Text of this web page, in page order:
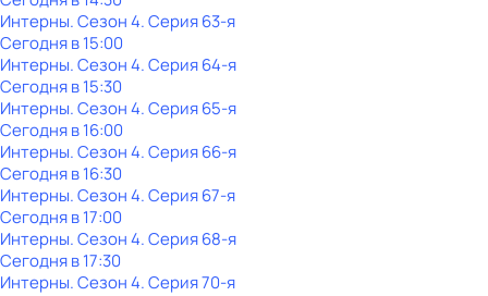
Интерны. Сезон 4. Серия 63-я
Сегодня в 15:00
Интерны. Сезон 4. Серия 64-я
Сегодня в 15:30
Интерны. Сезон 4. Серия 65-я
Сегодня в 16:00
Интерны. Сезон 4. Серия 66-я
Сегодня в 16:30
Интерны. Сезон 4. Серия 67-я
Сегодня в 17:00
Интерны. Сезон 4. Серия 68-я
Сегодня в 17:30
Интерны. Сезон 4. Серия 70-я